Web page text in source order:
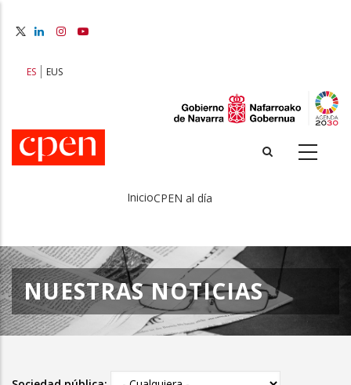
principal
ES EUS
enlaces
de
ayuda
a
la
InicioCPEN al día
NUESTRAS NOTICIAS